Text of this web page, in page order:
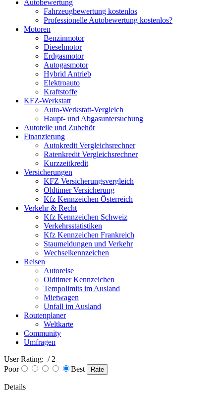
Autobewertung
Fahrzeugbewertung kostenlos
Professionelle Autobewertung kostenlos?
Motoren
Benzinmotor
Dieselmotor
Erdgasmotor
Autogasmotor
Hybrid Antrieb
Elektroauto
Kraftstoffe
KFZ-Werkstatt
Auto-Werkstatt-Vergleich
Haupt- und Abgasuntersuchung
Autoteile und Zubehör
Finanzierung
Autokredit Vergleichsrechner
Ratenkredit Vergleichsrechner
Kurzzeitkredit
Versicherungen
KFZ Versicherungsvergleich
Oldtimer Versicherung
Kfz Kennzeichen Österreich
Verkehr & Recht
Kfz Kennzeichen Schweiz
Verkehrsstatistiken
Kfz Kennzeichen Frankreich
Staumeldungen und Verkehr
Wechselkennzeichen
Reisen
Autoreise
Oldtimer Kennzeichen
Tempolimits im Ausland
Mietwagen
Unfall im Ausland
Routenplaner
Weltkarte
Community
Umfragen
User Rating: / 2
Poor
Best
Details